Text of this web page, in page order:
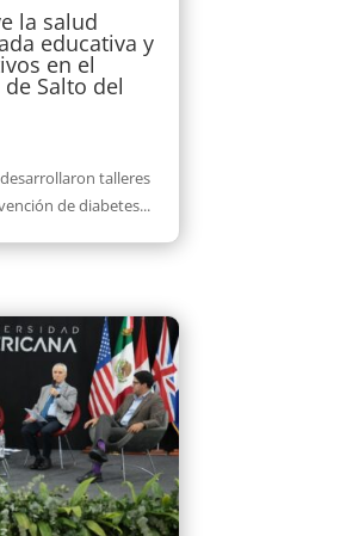
la salud
educativa y
en el
Salto del
talleres
de diabetes...